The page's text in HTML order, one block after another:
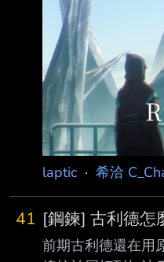
laptic · 希洽
41 [鋼鍊] 古利德怎
前期古利德還在用